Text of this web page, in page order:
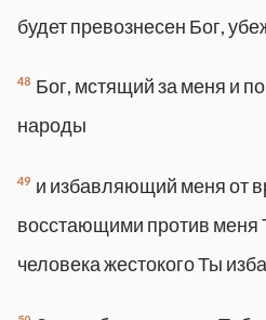
будет превознесен Бог,
48 Бог, мстящий за меня и
народы
49 и избавляющий меня от
восстающими против меня
человека жестокого Ты